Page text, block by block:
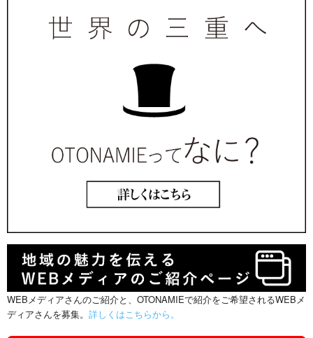
WEBメディアさんのご紹介と、OTONAMIEで紹介をご希望されるWEBメ
ディアさんを募集。 詳しくはこちらから。